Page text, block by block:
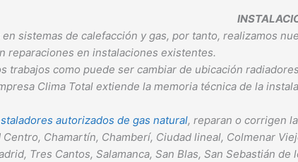
sistemas de calefacción y gas, por tanto, realizamos
reparaciones en instalaciones existentes.
trabajos como puede ser cambiar de ubicación
Clima Total extiende la memoria técnica de la
autorizados de gas natural, reparan o corrigen
Chamartín, Chamberí, Ciudad lineal, Colmenar
Tres Cantos, Salamanca, San Blas, San Sebastián